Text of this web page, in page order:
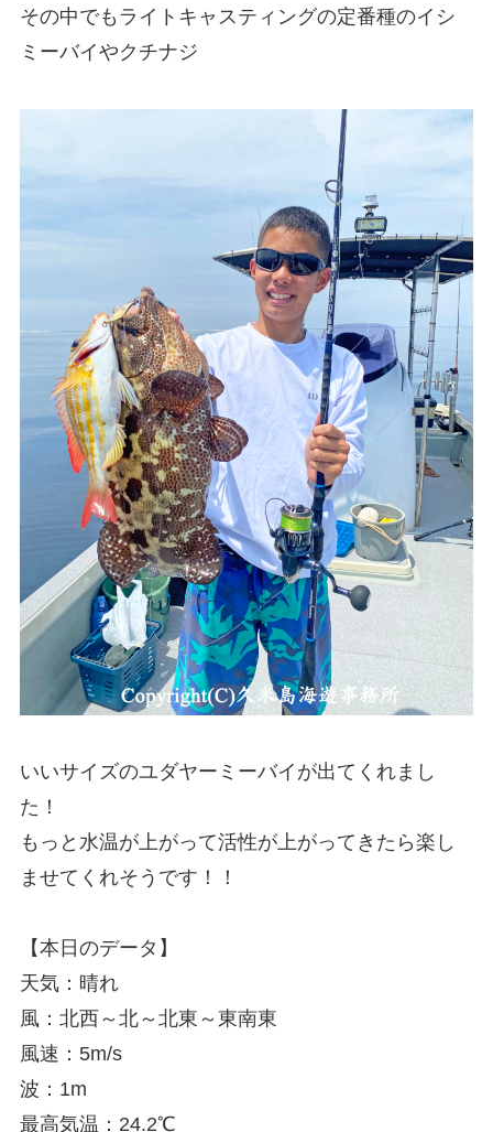
その中でもライトキャスティングの定番種のイシ
ミーバイやクチナジ
いいサイズのユダヤーミーバイが出てくれまし
た！
もっと水温が上がって活性が上がってきたら楽し
ませてくれそうです！！
【本日のデータ】
天気：晴れ
風：北西～北～北東～東南東
風速：5m/s
波：1m
最高気温：24.2℃